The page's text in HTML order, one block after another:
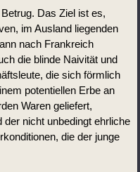
Das Ziel ist es,
im Ausland liegenden
nach Frankreich
die blinde Naivität und
die sich förmlich
potentiellen Erbe an
Waren geliefert,
nicht unbedingt ehrliche
die der junge